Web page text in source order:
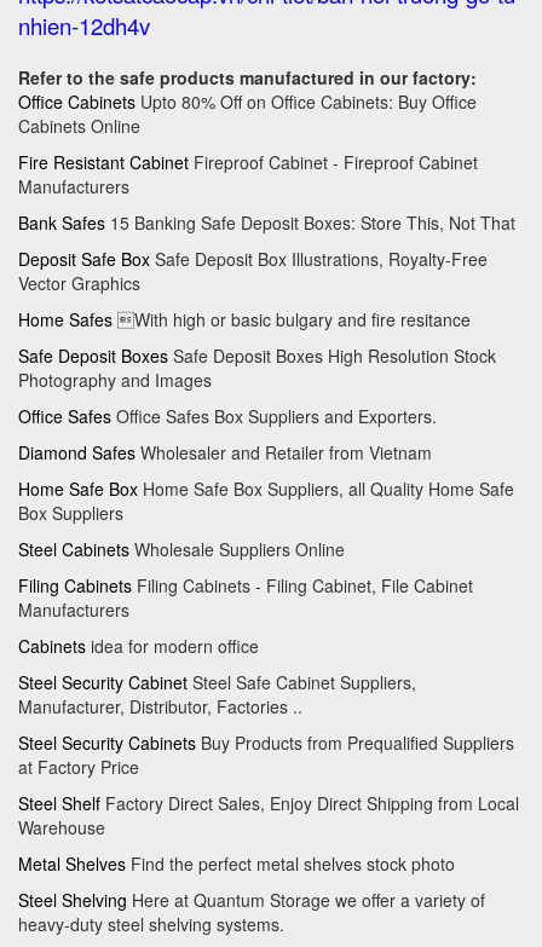
nhien-12dh4v
Refer to the safe products manufactured in our factory:
Office Cabinets Upto 80% Off on Office Cabinets: Buy Office
Cabinets Online
Fire Resistant Cabinet Fireproof Cabinet - Fireproof Cabinet
Manufacturers
Bank Safes 15 Banking Safe Deposit Boxes: Store This, Not That
Deposit Safe Box Safe Deposit Box Illustrations, Royalty-Free
Vector Graphics
Home Safes With high or basic bulgary and fire resitance
Safe Deposit Boxes Safe Deposit Boxes High Resolution Stock
Photography and Images
Office Safes Office Safes Box Suppliers and Exporters.
Diamond Safes Wholesaler and Retailer from Vietnam
Home Safe Box Home Safe Box Suppliers, all Quality Home Safe
Box Suppliers
Steel Cabinets Wholesale Suppliers Online
Filing Cabinets Filing Cabinets - Filing Cabinet, File Cabinet
Manufacturers
Cabinets idea for modern office
Steel Security Cabinet Steel Safe Cabinet Suppliers,
Manufacturer, Distributor, Factories ..
Steel Security Cabinets Buy Products from Prequalified Suppliers
at Factory Price
Steel Shelf Factory Direct Sales, Enjoy Direct Shipping from Local
Warehouse
Metal Shelves Find the perfect metal shelves stock photo
Steel Shelving Here at Quantum Storage we offer a variety of
heavy-duty steel shelving systems.